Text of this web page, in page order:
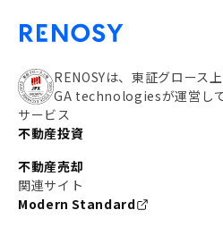
RENOSYは、東証グロース
GA technologiesが運営して
サービス
不動産投資
不動産売却
関連サイト
Modern Standard